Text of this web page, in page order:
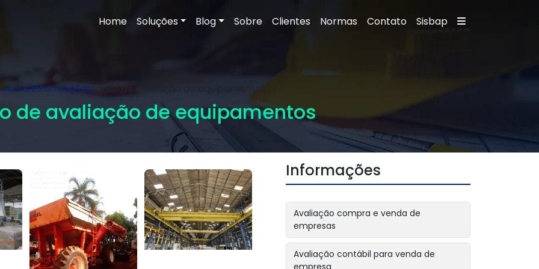
Home Soluções Blog Sobre Clientes Normas Contato Sisbap
HomeInformações Laudo de avaliação de equipamentos
de avaliação de equipamentos
Informações
Avaliação compra e venda de
empresas
Avaliação contábil para venda de
empresa